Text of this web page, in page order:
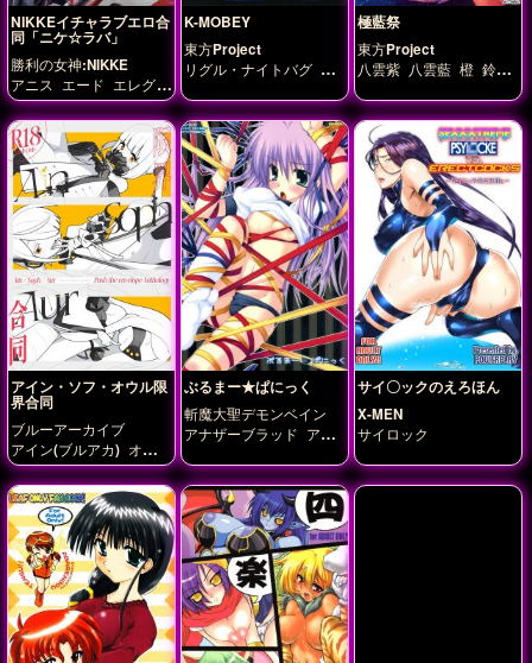
NIKKEイチャラブエロ合
同「ニケ☆ラバ」
勝利の女神:NIKKE
アニス エード エレグ
クラウン ソーダ(メガニ
ケ) ティア(メガニケ) ド
レイク(メガニケ) ノワー
ル(メガニケ) バイパー
ブラン(メガニケ) ブリッ
ド プリバティ(メガニ
ケ) ヘルム ラピ(メガニ
ケ) ルドミラ(メガニケ)
ルビー レッドフード 紅
蓮
K-MOBEY
東方Project
リグル・ナイトバグ 比
極藍祭
東方Project
八雲紫 八雲藍 橙 鈴
アイン・ソフ・オウル限
界合同
ブルーアーカイブ
アイン(ブルアカ) オウ
ル ソフ
ぶるまー★ぱにっく
斬魔大聖デモンベイン
アナザーブラッド ア
サイ〇ックのえろほん
X-MEN
サイロック